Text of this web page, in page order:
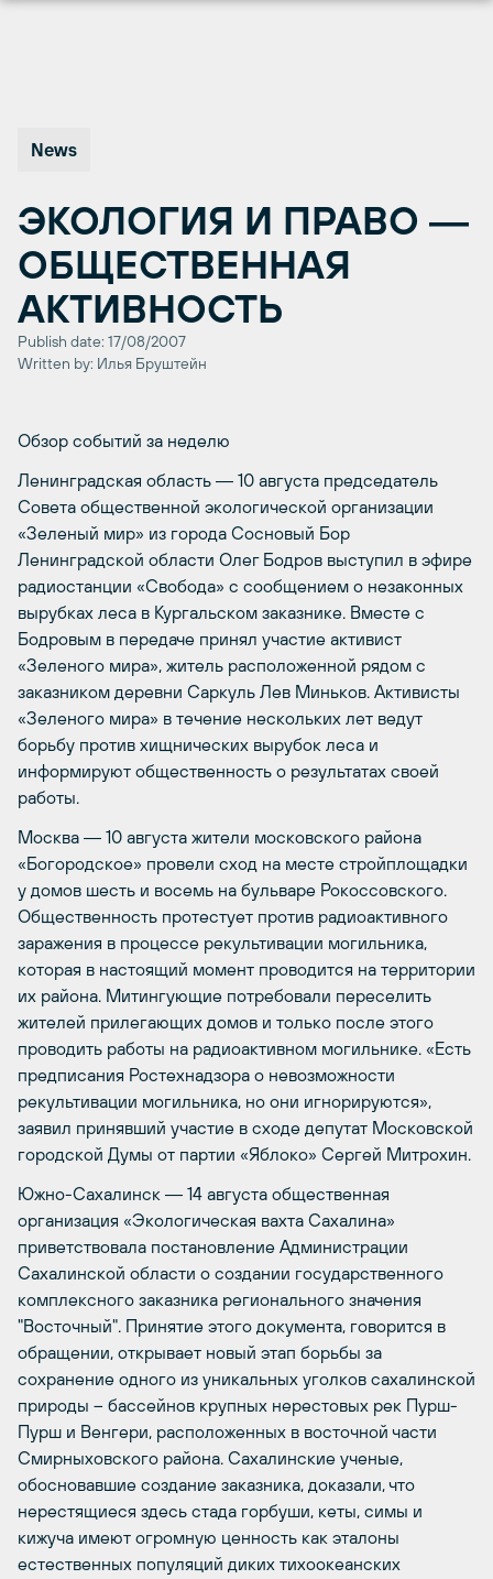
News
ЭКОЛОГИЯ И ПРАВО ―
ОБЩЕСТВЕННАЯ
АКТИВНОСТЬ
Publish date: 17/08/2007
Written by: Илья Бруштейн
Обзор событий за неделю
Ленинградская область ― 10 августа председатель
Совета общественной экологической организации
«Зеленый мир» из города Сосновый Бор
Ленинградской области Олег Бодров выступил в эфире
радиостанции «Свобода» с сообщением о незаконных
вырубках леса в Кургальском заказнике. Вместе с
Бодровым в передаче принял участие активист
«Зеленого мира», житель расположенной рядом с
заказником деревни Саркуль Лев Миньков. Активисты
«Зеленого мира» в течение нескольких лет ведут
борьбу против хищнических вырубок леса и
информируют общественность о результатах своей
работы.
Москва ― 10 августа жители московского района
«Богородское» провели сход на месте стройплощадки
у домов шесть и восемь на бульваре Рокоссовского.
Общественность протестует против радиоактивного
заражения в процессе рекультивации могильника,
которая в настоящий момент проводится на территории
их района. Митингующие потребовали переселить
жителей прилегающих домов и только после этого
проводить работы на радиоактивном могильнике. «Есть
предписания Ростехнадзора о невозможности
рекультивации могильника, но они игнорируются»,
заявил принявший участие в сходе депутат Московской
городской Думы от партии «Яблоко» Сергей Митрохин.
Южно-Сахалинск ― 14 августа общественная
организация «Экологическая вахта Сахалина»
приветствовала постановление Администрации
Сахалинской области о создании государственного
комплексного заказника регионального значения
"Восточный". Принятие этого документа, говорится в
обращении, открывает новый этап борьбы за
сохранение одного из уникальных уголков сахалинской
природы – бассейнов крупных нерестовых рек Пурш-
Пурш и Венгери, расположенных в восточной части
Смирныховского района. Сахалинские ученые,
обосновавшие создание заказника, доказали, что
нерестящиеся здесь стада горбуши, кеты, симы и
кижуча имеют огромную ценность как эталоны
естественных популяций диких тихоокеанских